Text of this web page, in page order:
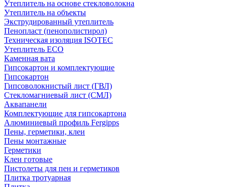
Утеплитель на основе стекловолокна
Утеплитель на объекты
Экструдированный утеплитель
Пенопласт (пенополистирол)
Техническая изоляция ISOTEC
Утеплитель ECO
Каменная вата
Гипсокартон и комплектующие
Гипсокартон
Гипсоволокнистый лист (ГВЛ)
Стекломагниевый лист (СМЛ)
Аквапанели
Комплектующие для гипсокартона
Алюминиевый профиль Fergipps
Пены, герметики, клеи
Пены монтажные
Герметики
Клеи готовые
Пистолеты для пен и герметиков
Плитка тротуарная